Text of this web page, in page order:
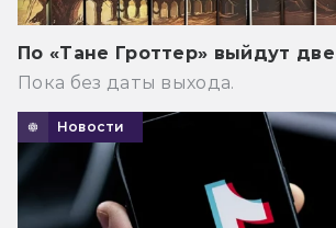
По «Тане Гроттер» выйдут
Пока без даты выхода.
Новости